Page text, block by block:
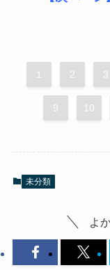
1 2 3
9 10
未分類
よ